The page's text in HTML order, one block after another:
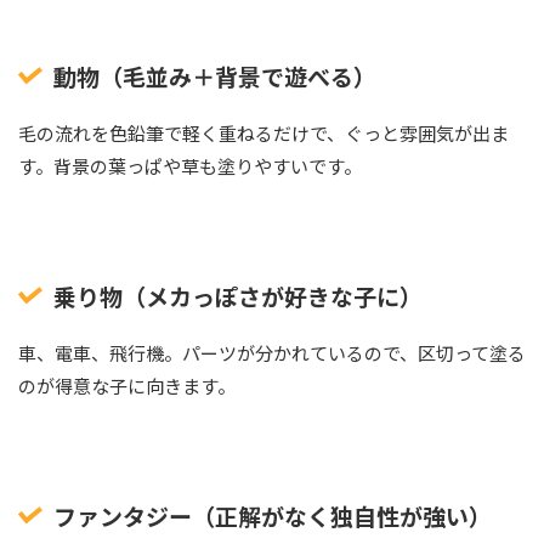
動物（毛並み＋背景で遊べる）
毛の流れを色鉛筆で軽く重ねるだけで、ぐっと雰囲気が出ま
す。背景の葉っぱや草も塗りやすいです。
乗り物（メカっぽさが好きな子に）
車、電車、飛行機。パーツが分かれているので、区切って塗る
のが得意な子に向きます。
ファンタジー（正解がなく独自性が強い）